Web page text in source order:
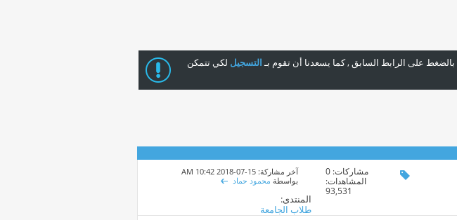
بالضغط على الرابط السابق , كما يسعدنا أن تقوم بـالتسجيل لكي تتمكن
مشاركات: 0
المشاهدات:
93,531
آخر مشاركة: 15-07-2018
10:42 AM
بواسطة محمود حماد
المنتدى:
طلاب الجامعة